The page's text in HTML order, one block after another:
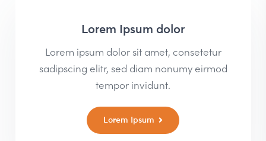
Lorem Ipsum dolor
Lorem ipsum dolor sit amet, consetetur
sadipscing elitr, sed diam nonumy eirmod
tempor invidunt.
Lorem Ipsum